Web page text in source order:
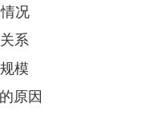
况
系
模
原因